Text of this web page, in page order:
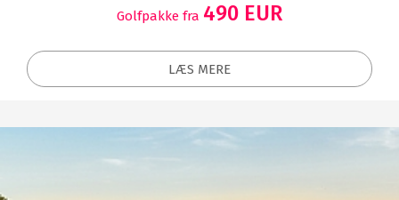
Golfpakke fra 490 EUR
LÆS MERE